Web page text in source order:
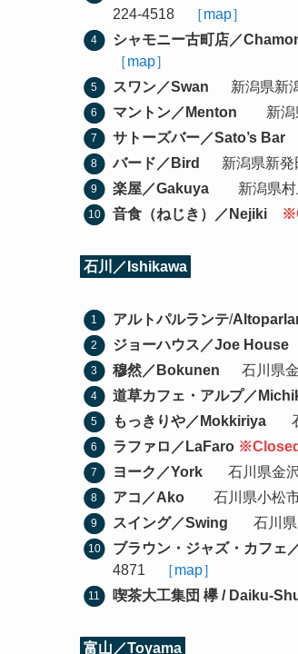
224-4518
［map］
シャモニー古町店／
［map］
スワン／Swan 新潟県新
マントン／Menton 新潟県
サトーズバー／Sato’s Bar
バード／Bird
新潟県新発
楽屋／Gakuya 新潟県村
音食（ねじき）／Nejiki
石川／Ishikawa
アルトパルランテ/
ジョーハウス／Joe House
穆然／Bokunen 石川県金
道草カフェ・アルプ／
もっきりや／Mokkiriya
石
ラファロ／LaFaro
ヨーク／York
石川県金沢
アコ／Ako 石川県小松市
スイング／Swing 石川県
ブラウン・ジャズ・カフェ
4871
［map］
喫茶大工集団 欅 / Daiku-
富山／Toyama